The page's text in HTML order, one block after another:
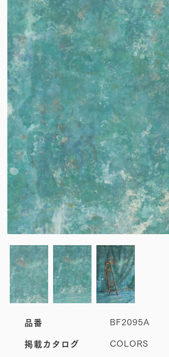
品番 BF2095A
掲載カタログ COLORS